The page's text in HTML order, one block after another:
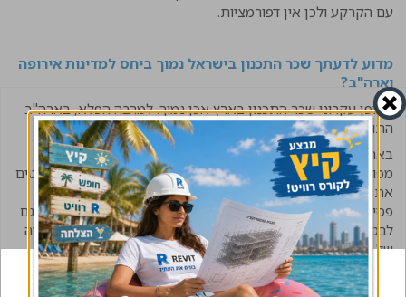
עם הקרקע ולכן אין דפורמציות.
מדוע לדעתך שכר התכנון בישראל נמוך ביחס למדינות אירופה
וארה"ב?
באופן עקרוני שכר התכנון בארץ אכן נמוך. למרבה הפלא, בארה"ב
התופעה יותר חמורה.
בארה"ב, כאשר מתכננים מבנים רגילים, לא מכינים תוכניות
מפורטות אלא מבצעים "Engineering Design", כלומר משרטטים
את המבנה ומסמנים בסימון פשוט את כמות הברזל (קוטר הזיון
פסיעות) והקבלן הוא זה שעושה את תוכניות הביצוע המפורטות, גם
לבטונים. הקבלן מעביר את זה לאישור המהנדס, ולכן יש פה עבודה
של 2 גופים נפרדים. דבר זה חוסך עבודה רבה, ומפחית את
ההתעסקות בכ-30 אחוזים, למרות ששכר הטרחה נמוך יותר
בהתאם.